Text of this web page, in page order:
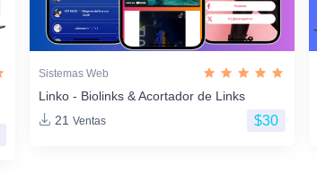
Sistemas Web
Linko - Biolinks & Acortador de Links
21 Ventas $30